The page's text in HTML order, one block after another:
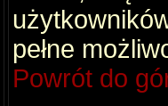
pełne
Powrót do